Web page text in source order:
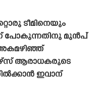
ടീമിനെയും
പോകുന്നതിനു മുൻപ്
ആരാധകരുടെ
ഇവാന്